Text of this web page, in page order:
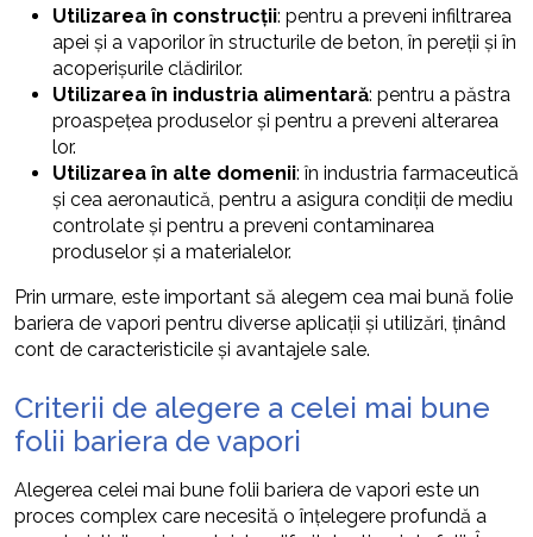
Utilizarea în construcții: pentru a preveni infiltrarea
apei și a vaporilor în structurile de beton, în pereții și în
acoperișurile clădirilor.
Utilizarea în industria alimentară: pentru a păstra
proaspețea produselor și pentru a preveni alterarea
lor.
Utilizarea în alte domenii: în industria farmaceutică
și cea aeronautică, pentru a asigura condiții de mediu
controlate și pentru a preveni contaminarea
produselor și a materialelor.
Prin urmare, este important să alegem cea mai bună folie
bariera de vapori pentru diverse aplicații și utilizări, ținând
cont de caracteristicile și avantajele sale.
Criterii de alegere a celei mai bune
folii bariera de vapori
Alegerea celei mai bune folii bariera de vapori este un
proces complex care necesită o înțelegere profundă a